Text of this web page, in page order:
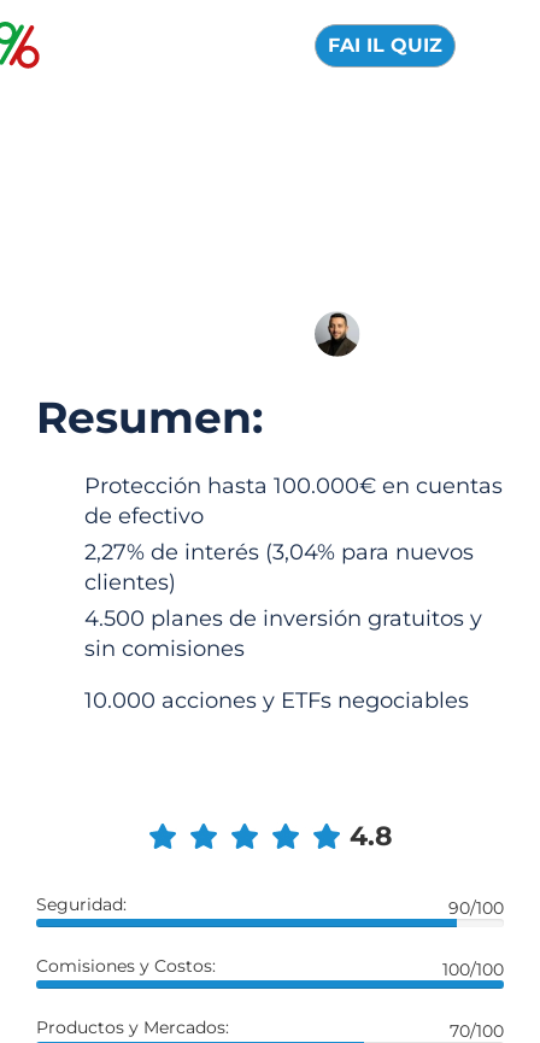
FAI IL QUIZ
Resumen:
Protección hasta 100.000€ en cuentas
de efectivo
2,27% de interés (3,04% para nuevos
clientes)
4.500 planes de inversión gratuitos y
sin comisiones
10.000 acciones y ETFs negociables
4.8
Seguridad: 90/100
Comisiones y Costos: 100/100
Productos y Mercados: 70/100